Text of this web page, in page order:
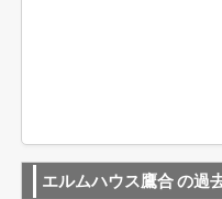
エルムハウス鷹合の過